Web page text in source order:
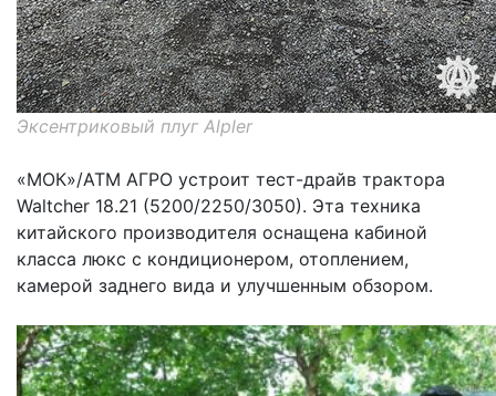
Эксентриковый плуг Alpler
«МОК»/АТМ АГРО устроит тест-драйв трактора
Waltcher 18.21 (5200/2250/3050). Эта техника
китайского производителя оснащена кабиной
класса люкс с кондиционером, отоплением,
камерой заднего вида и улучшенным обзором.